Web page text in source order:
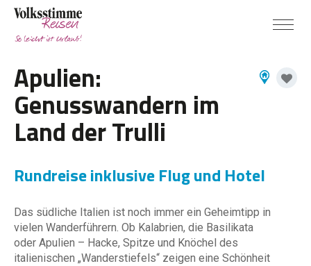
Apulien:
Genusswandern im
Land der Trulli
Rundreise inklusive Flug und Hotel
Das südliche Italien ist noch immer ein Geheimtipp in
vielen Wanderführern. Ob Kalabrien, die Basilikata
oder Apulien – Hacke, Spitze und Knöchel des
italienischen „Wanderstiefels“ zeigen eine Schönheit